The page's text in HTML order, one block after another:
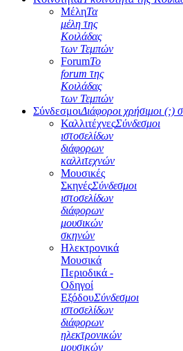
ΜέληΤα
μέλη της
Κοιλάδας
των Τεμπών
ForumΤο
forum της
Κοιλάδας
των Τεμπών
ΣύνδεσμοιΔιάφοροι χρήσιμοι (;)
ΚαλλιτέχνεςΣύνδεσμοι
ιστοσελίδων
διάφορων
καλλιτεχνών
Μουσικές
ΣκηνέςΣύνδεσμοι
ιστοσελίδων
διάφορων
μουσικών
σκηνών
Ηλεκτρονικά
Μουσικά
Περιοδικά -
Οδηγοί
ΕξόδουΣύνδεσμοι
ιστοσελίδων
διάφορων
ηλεκτρονικών
μουσικών